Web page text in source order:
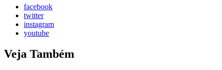
facebook
twitter
instagram
youtube
Veja Também